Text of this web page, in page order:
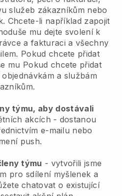
služeb zákazníkům nebo
Chcete-li například zapojit
mu dejte svolení k
a fakturaci a všechny
Pokud chcete přidat
mu Pokud chcete přidat
a službám
týmu, aby dostávali
akcích - dostanou
e-mailu nebo
push.
týmu - vytvořili jsme
pro sdílení myšlenek a
chatovat o existující